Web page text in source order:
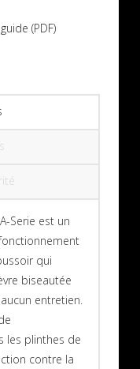
(PDF)
Serie est un
qui
biseautée
entretien.
les plinthes de
contre la